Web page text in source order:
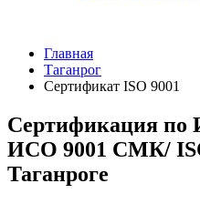
Главная
Таганрог
Сертификат ISO 9001
Сертификация
ИСО 9001 СМК/
Таганроге